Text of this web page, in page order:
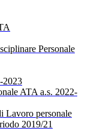
Personale
2023
ATA a.s. 2022-
Lavoro personale
2019/21